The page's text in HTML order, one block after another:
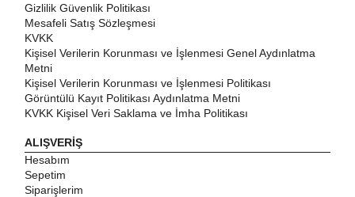
Gizlilik Güvenlik Politikası
Mesafeli Satış Sözleşmesi
KVKK
Kişisel Verilerin Korunması ve İşlenmesi Genel Aydınlatma
Metni
Kişisel Verilerin Korunması ve İşlenmesi Politikası
Görüntülü Kayıt Politikası Aydınlatma Metni
KVKK Kişisel Veri Saklama ve İmha Politikası
ALIŞVERİŞ
Hesabım
Sepetim
Siparişlerim